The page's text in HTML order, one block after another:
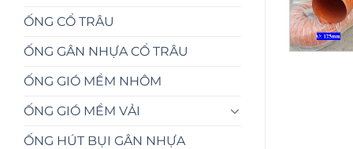
ỐNG CỔ TRÂU
ỐNG GÂN NHỰA CỔ TRÂU
ỐNG GIÓ MỀM NHÔM
ỐNG GIÓ MỀM VẢI
ỐNG HÚT BỤI GÂN NHỰA